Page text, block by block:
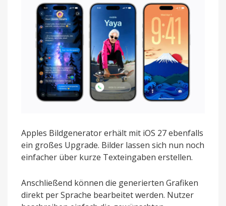
Apples Bildgenerator erhält mit iOS 27 ebenfalls
ein großes Upgrade. Bilder lassen sich nun noch
einfacher über kurze Texteingaben erstellen.
Anschließend können die generierten Grafiken
direkt per Sprache bearbeitet werden. Nutzer